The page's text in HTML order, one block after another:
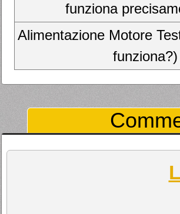
funziona
Alimentazione Motore
funziona?)